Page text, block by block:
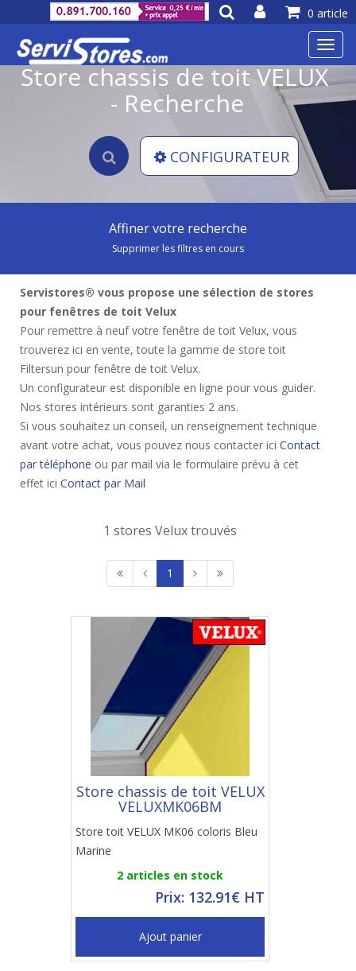
0 article
Store chassis de toit VELUX
- Recherche
CONFIGURATEUR
Affiner votre recherche
Supprimer les filtres en cours
Servistores® vous propose une sélection de stores
pour fenêtres de toit Velux
Pour remettre à neuf votre fenêtre de toit Velux, vous
trouverez ici en vente, toute la gamme de store toit
Filtersun pour fenêtre de toit Velux.
Un configurateur est disponible en ligne pour vous guider.
Nos stores intérieurs sont garanties 2 ans.
Si vous souhaitez un conseil, un renseignement technique
avant votre achat, vous pouvez nous contacter ici Contact
par téléphone ou par mail via le formulaire prévu à cet
effet ici Contact par Mail
1 stores Velux trouvés
1
Store chassis de toit VELUX
VELUXMK06BM
Store toit VELUX MK06 coloris Bleu
Marine
2 articles en stock
Prix: 132.91€ HT
Ajout panier